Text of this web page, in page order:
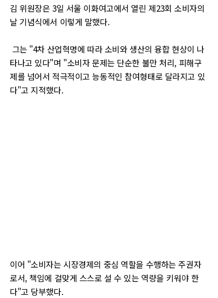
김 위원장은 3일 서울 이화여고에서 열린 제23회 소비자의
날 기념식에서 이렇게 말했다.
그는 "4차 산업혁명에 따라 소비와 생산의 융합 현상이 나
타나고 있다"며 "소비자 문제는 단순한 불만 처리, 피해구
제를 넘어서 적극적이고 능동적인 참여형태로 달라지고 있
다"고 지적했다.
이어 "소비자는 시장경제의 중심 역할을 수행하는 주권자
로서, 책임에 걸맞게 스스로 설 수 있는 역량을 키워야 한
다"고 당부했다.